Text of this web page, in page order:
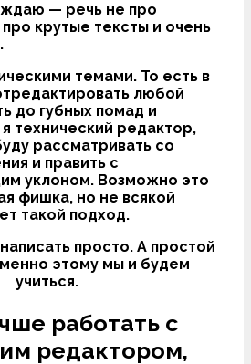
— речь не про
крутые тексты и очень
темами. То есть в
любой
до губных помад и
я технический редактор,
рассматривать со
и править с
уклоном. Возможно это
фишка, но не всякой
такой подход.
просто. А простой
этому мы и будем
учиться.
работать с
редактором,